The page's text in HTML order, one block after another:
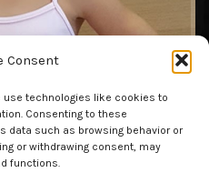
Consent
use technologies like cookies to
Consenting to these
data such as browsing behavior or
or withdrawing consent, may
functions.
senaste trender och få